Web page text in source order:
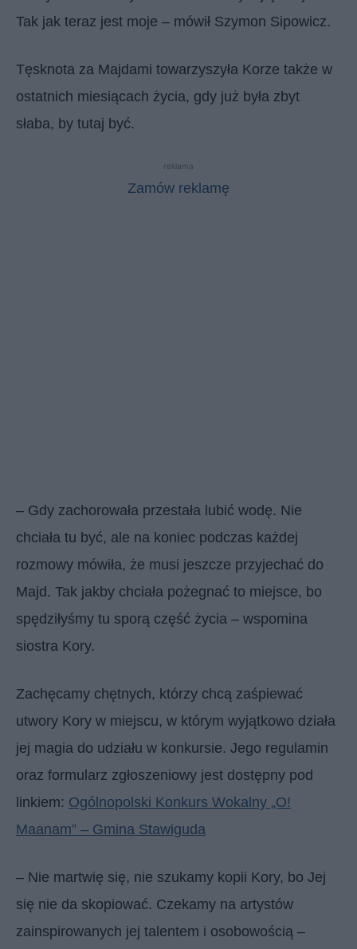
Tak jak teraz jest moje – mówił Szymon Sipowicz.
Tęsknota za Majdami towarzyszyła Korze także w
ostatnich miesiącach życia, gdy już była zbyt
słaba, by tutaj być.
reklama
Zamów reklamę
– Gdy zachorowała przestała lubić wodę. Nie
chciała tu być, ale na koniec podczas każdej
rozmowy mówiła, że musi jeszcze przyjechać do
Majd. Tak jakby chciała pożegnać to miejsce, bo
spędziłyśmy tu sporą część życia – wspomina
siostra Kory.
Zachęcamy chętnych, którzy chcą zaśpiewać
utwory Kory w miejscu, w którym wyjątkowo działa
jej magia do udziału w konkursie. Jego regulamin
oraz formularz zgłoszeniowy jest dostępny pod
linkiem: Ogólnopolski Konkurs Wokalny „O!
Maanam” – Gmina Stawiguda
– Nie martwię się, nie szukamy kopii Kory, bo Jej
się nie da skopiować. Czekamy na artystów
zainspirowanych jej talentem i osobowością –